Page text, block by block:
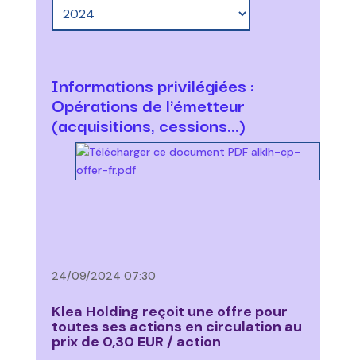
Informations privilégiées :
Opérations de l'émetteur
(acquisitions, cessions…)
24/09/2024 07:30
Klea Holding reçoit une offre pour
toutes ses actions en circulation au
prix de 0,30 EUR / action